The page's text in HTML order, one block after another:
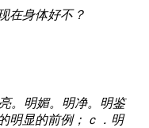
在身体好不？
。明媚。明净。明鉴
明显的前例；ｃ．明